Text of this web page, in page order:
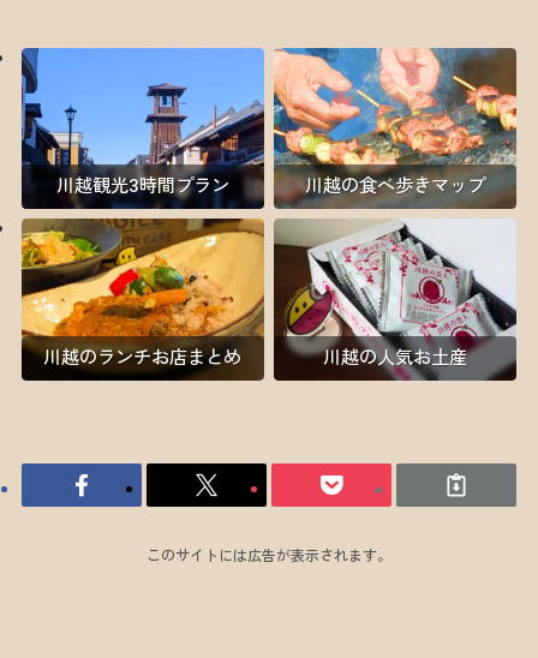
川越観光3時間プラン 川越の食べ歩きマップ
川越のランチお店まとめ 川越の人気お土産
このサイトには広告が表示されます。